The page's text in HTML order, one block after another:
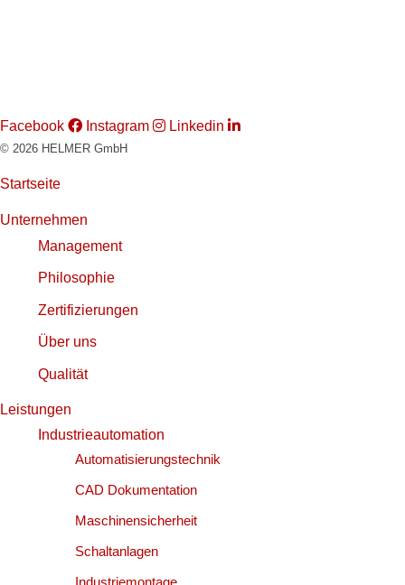
Facebook Instagram Linkedin
© 2026 HELMER GmbH
Startseite
Unternehmen
Management
Philosophie
Zertifizierungen
Über uns
Qualität
Leistungen
Industrieautomation
Automatisierungstechnik
CAD Dokumentation
Maschinensicherheit
Schaltanlagen
Industriemontage